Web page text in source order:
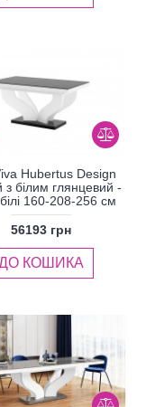
Hubertus Design
з білим глянцевий -
160-208-256 см
56193 грн
КОШИКА